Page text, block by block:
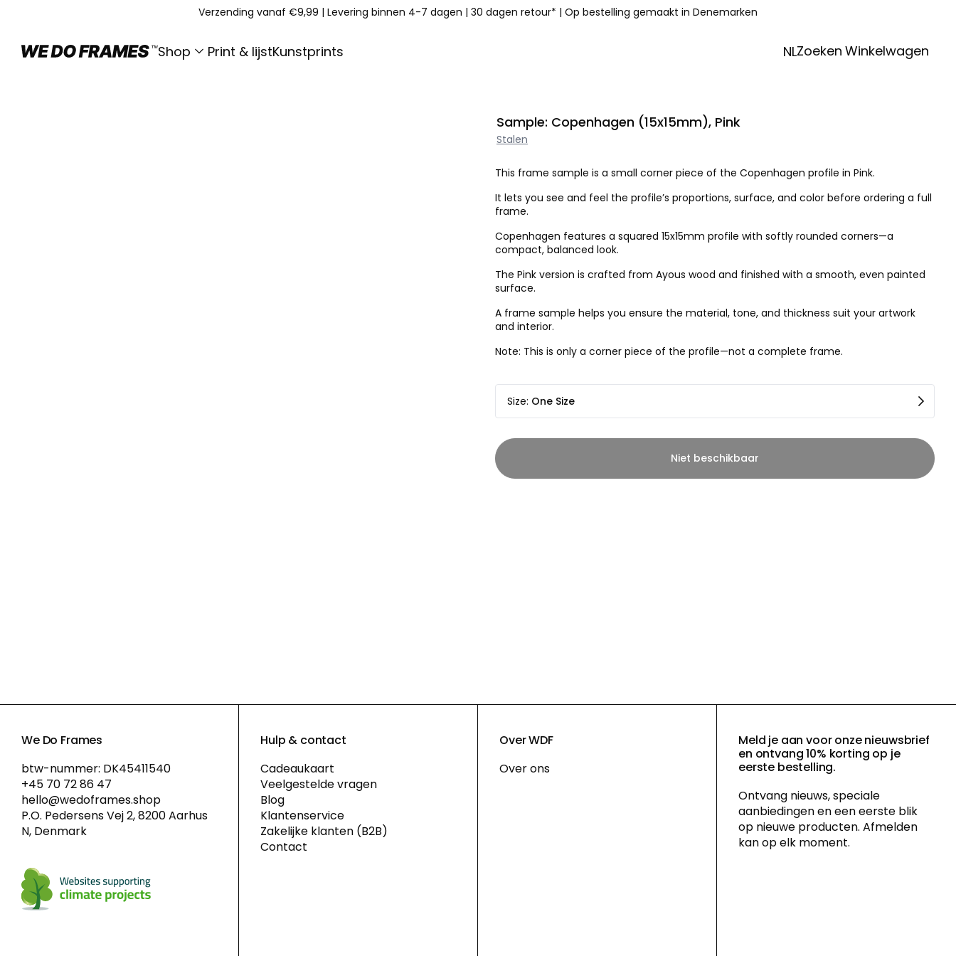
Verzending vanaf €9,99 | Levering binnen 4-7 dagen | 30 dagen retour* | Op bestelling gemaakt in Denemarken
Shop Print & lijstKunstprints NLZoeken Winkelwagen
Sample: Copenhagen (15x15mm), Pink
Stalen
This frame sample is a small corner piece of the Copenhagen profile in Pink.
It lets you see and feel the profile’s proportions, surface, and color before ordering a full
frame.
Copenhagen features a squared 15x15mm profile with softly rounded corners—a
compact, balanced look.
The Pink version is crafted from Ayous wood and finished with a smooth, even painted
surface.
A frame sample helps you ensure the material, tone, and thickness suit your artwork
and interior.
Note: This is only a corner piece of the profile—not a complete frame.
Size: One Size
Niet beschikbaar
We Do Frames
btw-nummer: DK45411540
+45 70 72 86 47
hello@wedoframes.shop
P.O. Pedersens Vej 2, 8200 Aarhus
N, Denmark
Hulp & contact
Cadeaukaart
Veelgestelde vragen
Blog
Klantenservice
Zakelijke klanten (B2B)
Contact
Over WDF
Over ons
Meld je aan voor onze nieuwsbrief
en ontvang 10% korting op je
eerste bestelling.
Ontvang nieuws, speciale
aanbiedingen en een eerste blik
op nieuwe producten. Afmelden
kan op elk moment.